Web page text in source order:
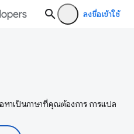
ลงชื่อเข้าใช้
หาเป็นภาษาที่คุณต้องการ การแปล